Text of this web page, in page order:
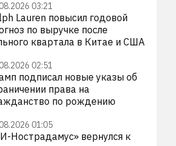
03:21
Lauren повысил годовой
по выручке после
квартала в Китае и США
02:51
подписал новые указы об
права на
по рождению
01:05
Нострадамус» вернулся к